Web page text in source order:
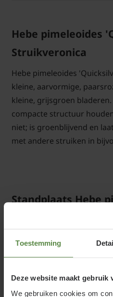
Toestemming
Deze website maakt gebruik
We gebruiken cookies om
Hebe pimeleoides
Struikveronica
Hebe pimeleoides
kleine, aarvormige,
kleine, grijsgroen
compacte structuur
niet; is groenblijvend en
met andere struiken in
Standplaats Hebe
Zet Hebe pimeleoides